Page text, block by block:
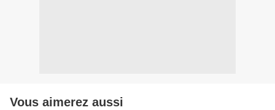
Vous aimerez aussi